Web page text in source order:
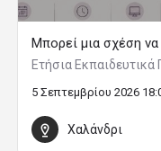
Μπορεί μια σχέση να
Ετήσια
5 Σεπτεμβρίου 2026
Χαλάνδρι